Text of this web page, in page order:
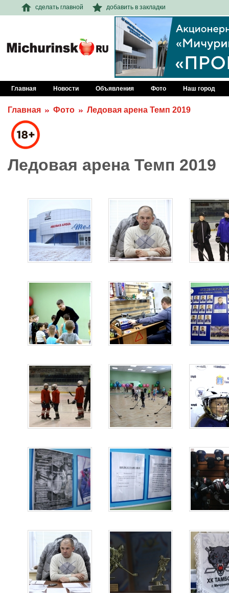
сделать главной добавить в закладки
Главная Новости Объявления Фото Наш город
Главная Фото Ледовая арена Темп 2019
Ледовая арена Темп 2019